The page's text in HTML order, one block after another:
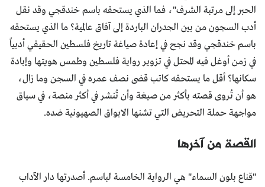
الحبر إلى مرتبة الشرف"، فما الذي يستحقه باسم خندقجي وقد نقل
أدب السجون من بين الجدران الباردة إلى آفاق عالمية؟ ما الذي يستحقه
باسم خندقجي وقد نجح في إعادة صياغة تاريخ فلسطين الحقيقي أدبياً
في زمن أوغل فيه المحتل في تزوير رواية فلسطين وطمس هويتها وإبادة
سكانها؟ أقل ما يستحقه كاتب قضى نصف عمره في السجن وما زال،
هو أن تُروى قصته بأكثر من صيغة وأن تُنشر في أكثر منصة، في سياق
مواجهة حملة التحريض التي تشنها الابواق الصهيونية ضده.
القصة من آخرها
"قناع بلون السماء" هي الرواية الخامسة لباسم. أصدرتها دار الآداب